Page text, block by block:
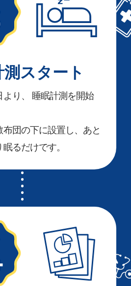
測スタート
より、 睡眠計測を開始
団の下に設置し、あと
るだけです。